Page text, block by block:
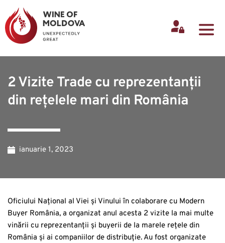
2 Vizite Trade cu reprezentanții
din rețelele mari din România
ianuarie 1, 2023
Oficiului Național al Viei și Vinului în colaborare cu Modern
Buyer România, a organizat anul acesta 2 vizite la mai multe
vinării cu reprezentanții și buyerii de la marele rețele din
România și ai companiilor de distribuție. Au fost organizate